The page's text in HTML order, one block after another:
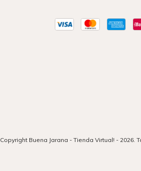
Copyright Buena Jarana - Tienda Virtual! - 2026.